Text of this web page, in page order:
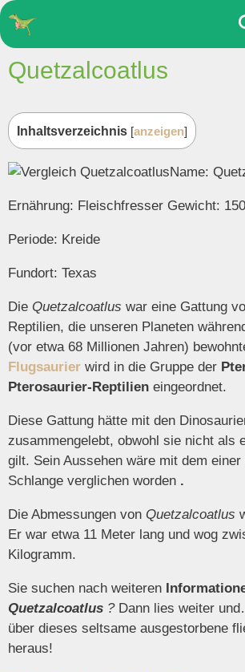
Zum
Inhalt
springen
Quetzalcoatlus
Inhaltsverzeichnis [anzeigen]
Name:
Ernährung: Fleischfresser Gewicht:
Periode: Kreide
Fundort: Texas
Die Quetzalcoatlus war eine Gattung
Reptilien, die unseren Planeten
(vor etwa 68 Millionen Jahren)
Flugsaurier wird in die Gruppe der
Pterosaurier-Reptilien eingeordnet.
Diese Gattung hätte mit den
zusammengelebt, obwohl sie nicht als
gilt. Sein Aussehen wäre mit dem einer
Schlange verglichen worden .
Die Abmessungen von Quetzalcoatlus
Er war etwa 11 Meter lang und wog
Kilogramm.
Sie suchen nach weiteren
Quetzalcoatlus ?Dann lies weiter
über dieses seltsame ausgestorbene
heraus!